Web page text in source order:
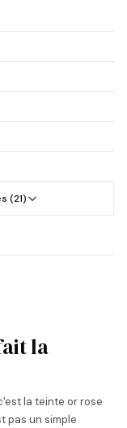
(21)
la
la teinte or rose
pas un simple